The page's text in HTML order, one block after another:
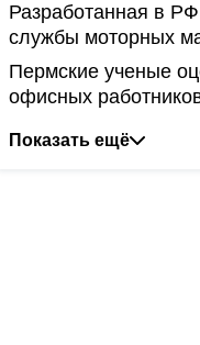
Разработанная в
службы моторных
Пермские ученые
офисных
Показать ещё